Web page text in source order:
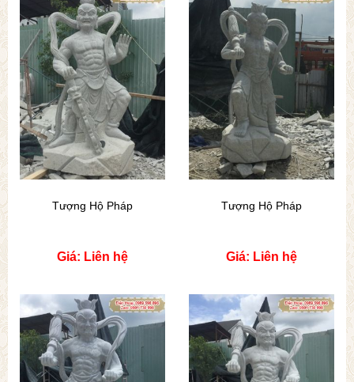
Tượng Hộ Pháp
Giá: Liên hệ
Tượng Hộ Pháp
Giá: Liên hệ